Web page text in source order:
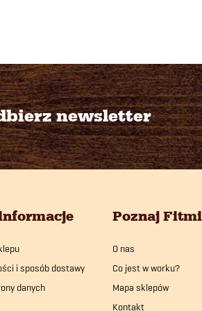
newsletter
i sposób dostawy
danych
Poznaj
O nas
Co jest w worku?
Mapa sklepów
Kontakt